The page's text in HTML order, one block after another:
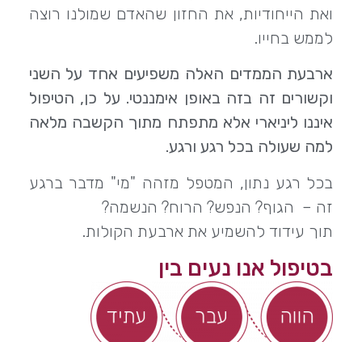
ואת הייחודיות, את החזון שהאדם שמולנו רוצה
לממש בחייו.
ארבעת הממדים האלה משפיעים אחד על השני
וקשורים זה בזה באופן אימננטי. על כן, הטיפול
איננו ליניארי אלא מתפתח מתוך הקשבה מלאה
למה שעולה בכל רגע ורגע.
בכל רגע נתון, המטפל מזהה "מי" מדבר ברגע
זה – הגוף? הנפש? הרוח? הנשמה?
תוך עידוד להשמיע את ארבעת הקולות.
בטיפול אנו נעים בין